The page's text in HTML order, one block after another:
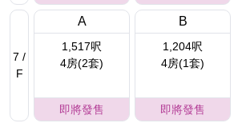
7 /
F
A
1,517呎
4房(2套)
即將發售
B
1,204呎
4房(1套)
即將發售